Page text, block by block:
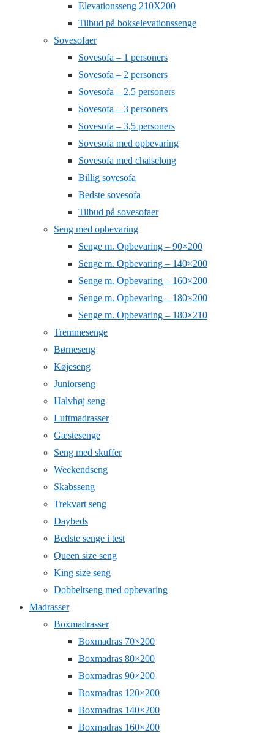
Elevationsseng 210X200
Tilbud på bokselevationssenge
Sovesofaer
Sovesofa – 1 personers
Sovesofa – 2 personers
Sovesofa – 2,5 personers
Sovesofa – 3 personers
Sovesofa – 3,5 personers
Sovesofa med opbevaring
Sovesofa med chaiselong
Billig sovesofa
Bedste sovesofa
Tilbud på sovesofaer
Seng med opbevaring
Senge m. Opbevaring – 90×200
Senge m. Opbevaring – 140×200
Senge m. Opbevaring – 160×200
Senge m. Opbevaring – 180×200
Senge m. Opbevaring – 180×210
Tremmesenge
Børneseng
Køjeseng
Juniorseng
Halvhøj seng
Luftmadrasser
Gæstesenge
Seng med skuffer
Weekendseng
Skabsseng
Trekvart seng
Daybeds
Bedste senge i test
Queen size seng
King size seng
Dobbeltseng med opbevaring
Madrasser
Boxmadrasser
Boxmadras 70×200
Boxmadras 80×200
Boxmadras 90×200
Boxmadras 120×200
Boxmadras 140×200
Boxmadras 160×200